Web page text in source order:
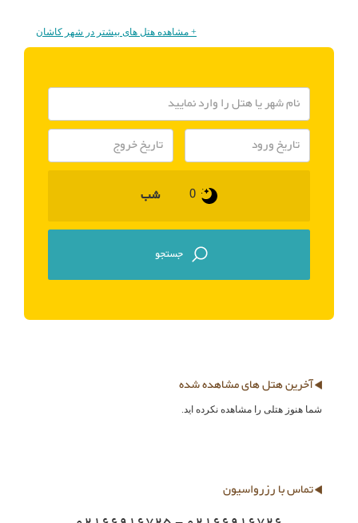
+ مشاهده هتل های بیشتر در شهر کاشان
شب
آخرین هتل های مشاهده شده
شما هنوز هتلی را مشاهده نکرده اید.
تماس با رزرواسیون